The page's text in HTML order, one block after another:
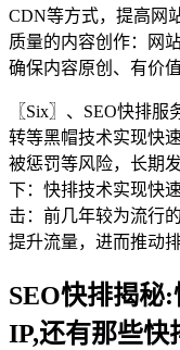
CDN等方式，提高网
质量的内容创作：网
确保内容原创、有价
〖Six〗、SEO快排
转等黑帽技术实现快
被惩罚等风险，长期
下：快排技术实现快
击：前几年较为流行
提升流量，进而推动排
SEO快排揭秘
IP,还有那些快